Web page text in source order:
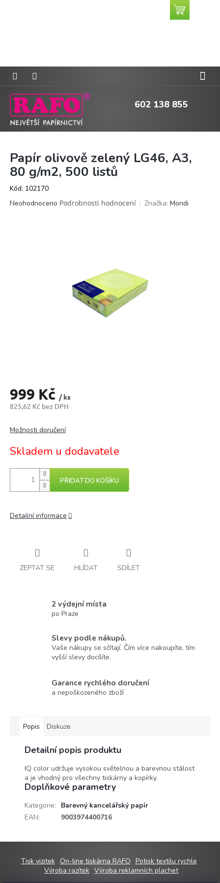
602 138 855
Nákupní
košík
Papír olivově zelený LG46, A3,
80 g/m2, 500 listů
Kód: 102170
Průměrné
Neohodnoceno Podrobnosti hodnocení Značka: Mondi
999 Kč / ks
825,62 Kč bez DPH
cena:
Skladem u dodavatele
Možnosti doručení
PŘIDAT DO KOŠÍKU
Detailní informace
ZEPTAT SE HLÍDAT SDÍLET
2 výdejní místa
po Praze
Slevy podle nákupů.
Vaše nákupy se sčítají. Čím více nakoupíte, tím
vyšší slevy docílíte.
Garance rychlého doručení
a nepoškozeného zboží
Popis Diskuze
Detailní popis produktu
IQ color udržuje vysokou světelnou a barevnou stálost
a je vhodný pro všechny tiskárny a kopírky.
Doplňkové parametry
Kategorie:
Barevný kancelářský papír
EAN: 9003974400716
Tisk vizitek On-line tiskárna RAFO Potisk textilu rychle
Výroba razítek Výroba reklamních plachet